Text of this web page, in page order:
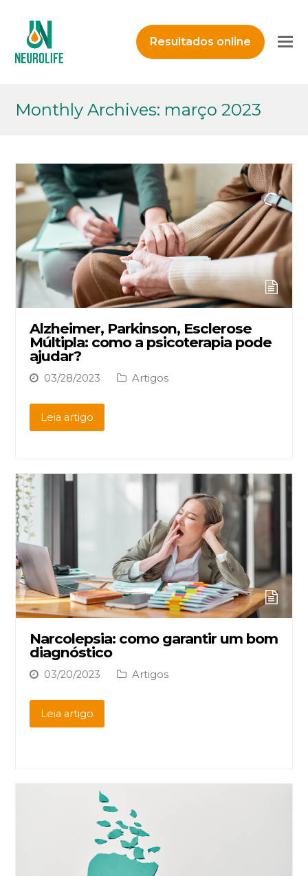
Resultados online
Monthly Archives: março 2023
Alzheimer, Parkinson, Esclerose
Múltipla: como a psicoterapia pode
ajudar?
03/28/2023 Artigos
Leia artigo
Narcolepsia: como garantir um bom
diagnóstico
03/20/2023 Artigos
Leia artigo